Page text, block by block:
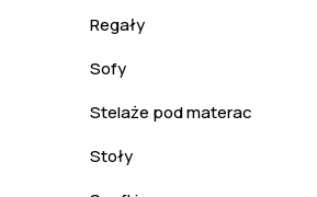
Regały
Sofy
Stelaże pod materac
Stoły